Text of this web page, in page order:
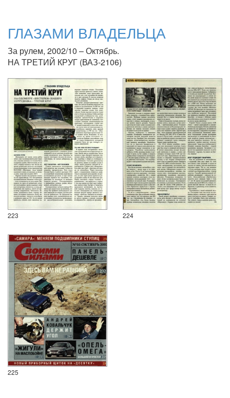
ГЛАЗАМИ ВЛАДЕЛЬЦА
За рулем, 2002/10 – Октябрь.
НА ТРЕТИЙ КРУГ (ВАЗ-2106)
223 224
225